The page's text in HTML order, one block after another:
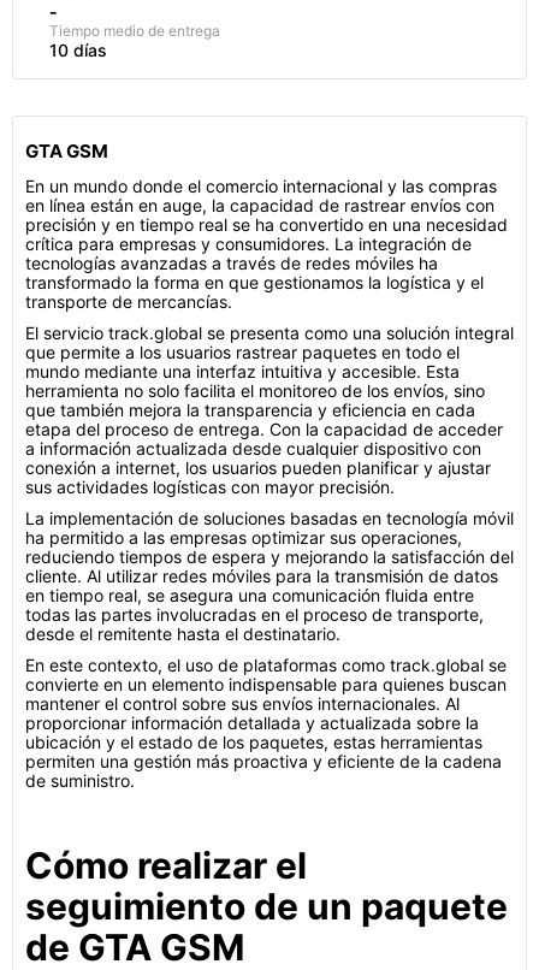
-
Tiempo medio de entrega
10 días
GTA GSM
En un mundo donde el comercio internacional y las compras
en línea están en auge, la capacidad de rastrear envíos con
precisión y en tiempo real se ha convertido en una necesidad
crítica para empresas y consumidores. La integración de
tecnologías avanzadas a través de redes móviles ha
transformado la forma en que gestionamos la logística y el
transporte de mercancías.
El servicio track.global se presenta como una solución integral
que permite a los usuarios rastrear paquetes en todo el
mundo mediante una interfaz intuitiva y accesible. Esta
herramienta no solo facilita el monitoreo de los envíos, sino
que también mejora la transparencia y eficiencia en cada
etapa del proceso de entrega. Con la capacidad de acceder
a información actualizada desde cualquier dispositivo con
conexión a internet, los usuarios pueden planificar y ajustar
sus actividades logísticas con mayor precisión.
La implementación de soluciones basadas en tecnología móvil
ha permitido a las empresas optimizar sus operaciones,
reduciendo tiempos de espera y mejorando la satisfacción del
cliente. Al utilizar redes móviles para la transmisión de datos
en tiempo real, se asegura una comunicación fluida entre
todas las partes involucradas en el proceso de transporte,
desde el remitente hasta el destinatario.
En este contexto, el uso de plataformas como track.global se
convierte en un elemento indispensable para quienes buscan
mantener el control sobre sus envíos internacionales. Al
proporcionar información detallada y actualizada sobre la
ubicación y el estado de los paquetes, estas herramientas
permiten una gestión más proactiva y eficiente de la cadena
de suministro.
Cómo realizar el
seguimiento de un paquete
de GTA GSM